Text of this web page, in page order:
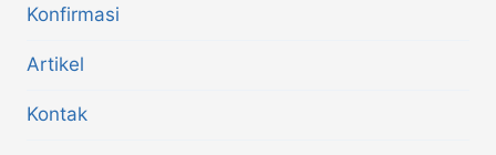
Konfirmasi
Artikel
Kontak